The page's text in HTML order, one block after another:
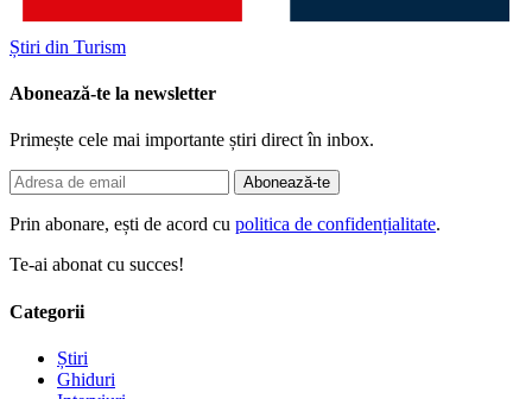
Știri din Turism
Abonează-te la newsletter
Primește cele mai importante știri direct în inbox.
Abonează-te
Prin abonare, ești de acord cu politica de confidențialitate.
Te-ai abonat cu succes!
Categorii
Știri
Ghiduri